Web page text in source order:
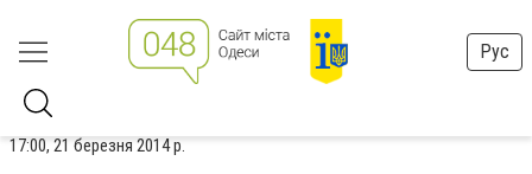
Рус
17:00, 21 березня 2014 р.